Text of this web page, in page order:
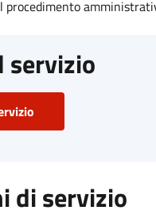
procedimento
servizio
di servizio